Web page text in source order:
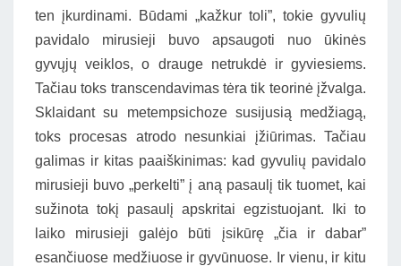
ten įkurdinami. Būdami „kažkur toli”, tokie gyvulių
pavidalo mirusieji buvo apsaugoti nuo ūkinės
gyvųjų veiklos, o drauge netrukdė ir gyviesiems.
Tačiau toks transcendavimas tėra tik teorinė įžvalga.
Sklaidant su metempsichoze susijusią medžiagą,
toks procesas atrodo nesunkiai įžiūrimas. Tačiau
galimas ir kitas paaiškinimas: kad gyvulių pavidalo
mirusieji buvo „perkelti” į aną pasaulį tik tuomet, kai
sužinota tokį pasaulį apskritai egzistuojant. Iki to
laiko mirusieji galėjo būti įsikūrę „čia ir dabar”
esančiuose medžiuose ir gyvūnuose. Ir vienu, ir kitu